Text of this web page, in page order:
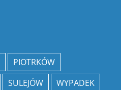
PIOTRKÓW
SULEJÓW
WYPADEK